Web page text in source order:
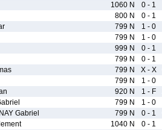
1060 N 0 - 1
800 N 0 - 1
799 N 1 - 0
799 N 1 - 0
999 N 0 - 1
799 N 0 - 1
799 N X - X
799 N 1 - 0
920 N 1 - F
799 N 1 - 0
Gabriel 799 N 0 - 1
1040 N 0 - 1